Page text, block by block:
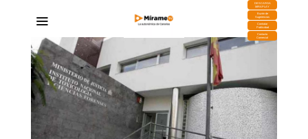
DESCARGA
MIRAPLAY
Buzón de
Sugerencias
Contratar
Publicidad
Contacto
Comercial